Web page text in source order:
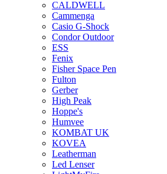
CALDWELL
Cammenga
Casio G-Shock
Condor Outdoor
ESS
Fenix
Fisher Space Pen
Fulton
Gerber
High Peak
Hoppe's
Humvee
KOMBAT UK
KOVEA
Leatherman
Led Lenser